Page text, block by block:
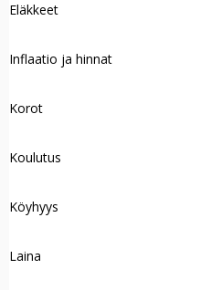
Eläkkeet
Inflaatio ja hinnat
Korot
Koulutus
Köyhyys
Laina